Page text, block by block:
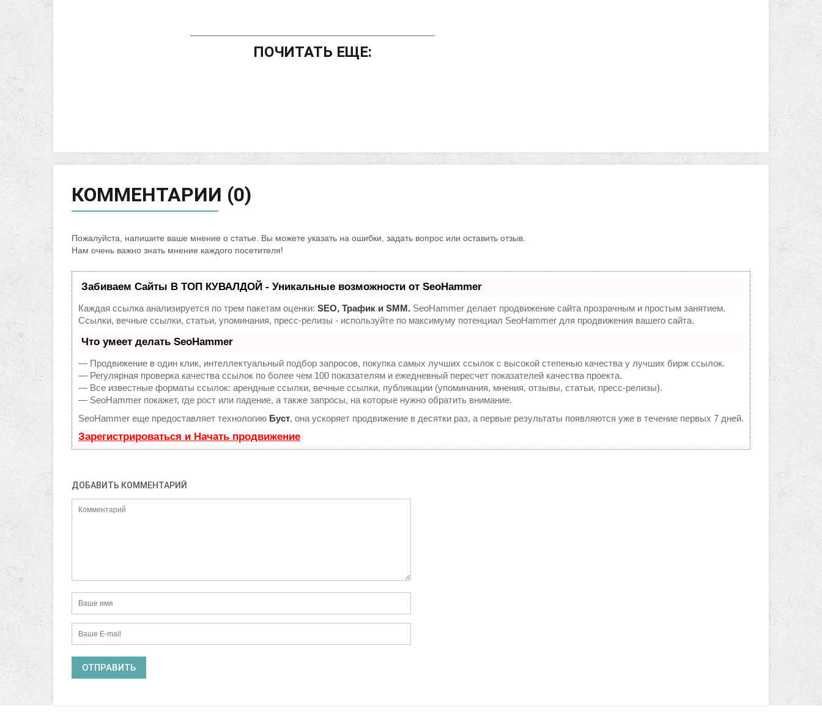
ПОЧИТАТЬ ЕЩЕ:
КОММЕНТАРИИ (0)
Пожалуйста, напишите ваше мнение о статье. Вы можете указать на ошибки, задать вопрос или оставить отзыв.
Нам очень важно знать мнение каждого посетителя!
Забиваем Сайты В ТОП КУВАЛДОЙ - Уникальные возможности от SeoHammer
Каждая ссылка анализируется по трем пакетам оценки: SEO, Трафик и SMM. SeoHammer делает продвижение сайта прозрачным и простым занятием.
Ссылки, вечные ссылки, статьи, упоминания, пресс-релизы - используйте по максимуму потенциал SeoHammer для продвижения вашего сайта.
Что умеет делать SeoHammer
— Продвижение в один клик, интеллектуальный подбор запросов, покупка самых лучших ссылок с высокой степенью качества у лучших бирж ссылок.
— Регулярная проверка качества ссылок по более чем 100 показателям и ежедневный пересчет показателей качества проекта.
— Все известные форматы ссылок: арендные ссылки, вечные ссылки, публикации (упоминания, мнения, отзывы, статьи, пресс-релизы).
— SeoHammer покажет, где рост или падение, а также запросы, на которые нужно обратить внимание.
SeoHammer еще предоставляет технологию Буст, она ускоряет продвижение в десятки раз, а первые результаты появляются уже в течение первых 7 дней.
Зарегистрироваться и Начать продвижение
ДОБАВИТЬ КОММЕНТАРИЙ